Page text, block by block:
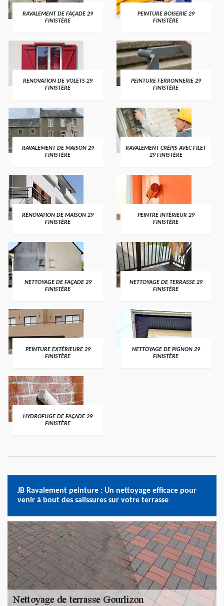
RAVALEMENT DE FAÇADE 29
FINISTÈRE
PEINTURE BOISERIE 29
FINISTÈRE
RENOVATION DE VOLETS 29
FINISTÈRE
PEINTURE FERRONNERIE 29
FINISTÈRE
RAVALEMENT DE MAISON 29
FINISTÈRE
RAVALEMENT CRÉPIS AVEC FILET
29 FINISTÈRE
RÉNOVATION DE MAISON 29
FINISTÈRE
PEINTRE INTÉRIEUR 29
FINISTÈRE
NETTOYAGE DE FAÇADE 29
FINISTÈRE
NETTOYAGE DE TERRASSE 29
FINISTÈRE
PEINTURE EXTÉRIEURE 29
FINISTÈRE
NETTOYAGE DE PIGNON 29
FINISTÈRE
HYDROFUGE DE FAÇADE 29
FINISTÈRE
JB Ravalement peinture : Un nettoyage efficace pour
venir à bout des salissures sur votre terrasse